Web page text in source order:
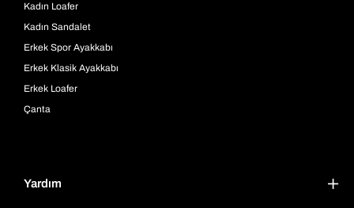
Kadın Loafer
Kadın Sandalet
Erkek Spor Ayakkabı
Erkek Klasik Ayakkabı
Erkek Loafer
Çanta
Yardım